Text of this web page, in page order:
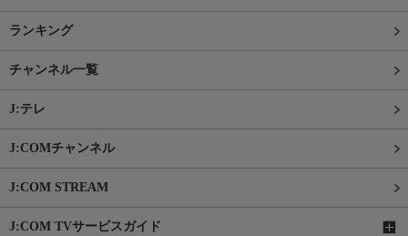
ランキング
チャンネル一覧
J:テレ
J:COMチャンネル
J:COM STREAM
J:COM TVサービスガイド